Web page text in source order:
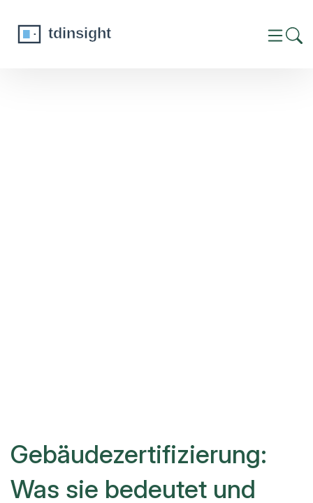
Gebäudezertifizierung:
Was sie bedeutet und